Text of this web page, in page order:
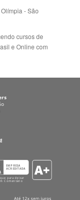
cursos de
e Online com